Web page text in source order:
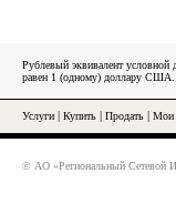
Рублевый эквивалент
равен 1 (одному) доллару США.
Услуги Купить Продать Мои
© АО «Региональный Сетевой